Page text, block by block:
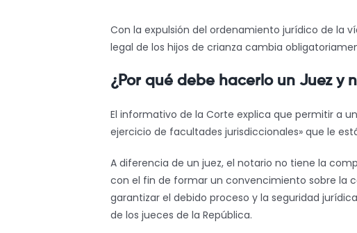
Con la expulsión del ordenamiento jurídico de la
legal de los hijos de crianza cambia
¿Por qué debe hacerlo un Juez y
El informativo de la Corte explica que permitir a
ejercicio de facultades jurisdiccionales» que le
A diferencia de un juez, el notario no tiene la
con el fin de formar un convencimiento sobre la
garantizar el debido proceso y la seguridad
de los jueces de la República.